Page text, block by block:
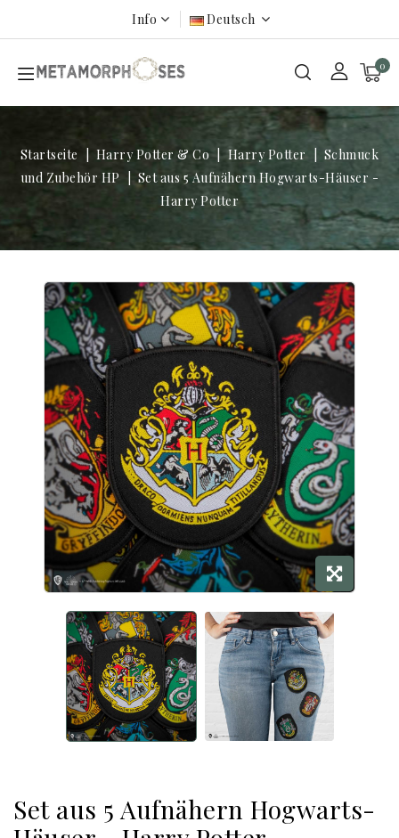
Info Deutsch
0
Startseite Harry Potter & Co Harry Potter
Schmuck
und Zubehör HP
Set aus 5 Aufnähern Hogwarts-Häuser -
Harry Potter
Set aus 5 Aufnähern Hogwarts-